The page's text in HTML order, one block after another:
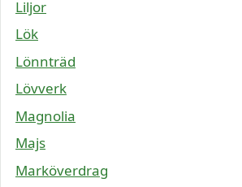
Liljor
Lök
Lönnträd
Lövverk
Magnolia
Majs
Marköverdrag